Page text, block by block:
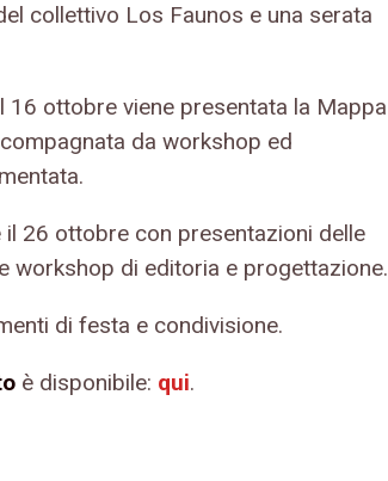
collettivo Los Faunos e una serata
16 ottobre viene presentata la Mappa
da workshop ed
26 ottobre con presentazioni delle
workshop di editoria e progettazione.
di festa e condivisione.
è disponibile: qui.